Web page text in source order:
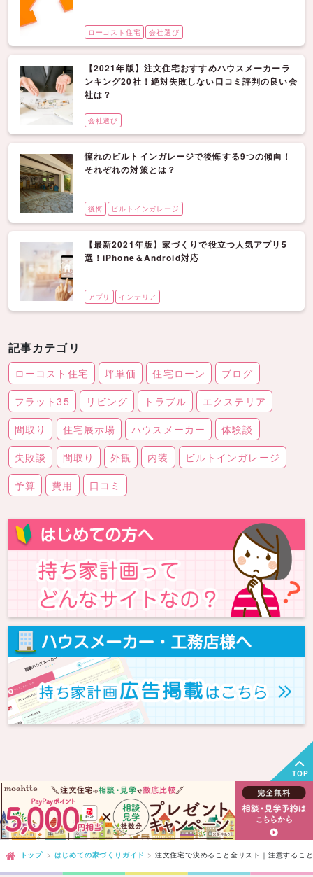
ローコスト住宅 会社選び
【2021年版】注文住宅おすすめハウスメーカーラ
ンキング20社！絶対失敗しない口コミ評判の良い会
社は？
会社選び
憧れのビルトインガレージで後悔する9つの傾向！
それぞれの対策とは？
後悔 ビルトインガレージ
【最新2021年版】家づくりで役立つ人気アプリ5
選！iPhone＆Android対応
アプリ インテリア
記事カテゴリ
ローコスト住宅 坪単価 住宅ローン
ブログ
フラット35
リビング トラブル
エクステリア
間取り
住宅展示場 ハウスメーカー
体験談
失敗談
間取り 外観 内装
ビルトインガレージ
予算
費用 口コミ
TOP
トップ はじめての家づくりガイド 注文住宅で決めること全リスト｜注意するこ